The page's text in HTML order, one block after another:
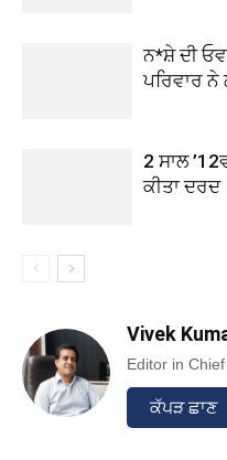
ਨ*ਸ਼ੇ ਦੀ
ਪਰਿਵਾਰ
2 ਸਾਲ
ਕੀਤਾ ਦਰਦ
Vivek
Editor in Chief
ਕੱਪੜ ਛਾਣ